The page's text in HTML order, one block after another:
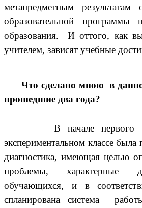
метапредметным результатам
образовательной программы
образования. И оттого, как
учителем, зависят учебные
Что сделано мною в
прошедшие два года?
В начале первого
экспериментальном классе была
диагностика, имеющая целью
проблемы, характерные
обучающихся, и в
спланирована система